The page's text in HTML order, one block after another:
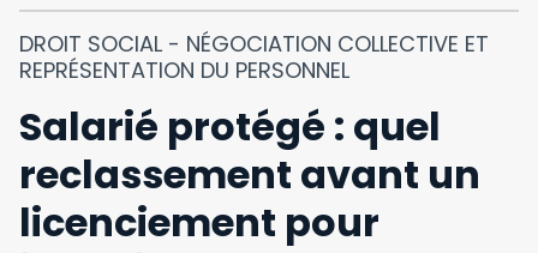
DROIT SOCIAL - NÉGOCIATION COLLECTIVE ET
REPRÉSENTATION DU PERSONNEL
Salarié protégé : quel
reclassement avant un
licenciement pour